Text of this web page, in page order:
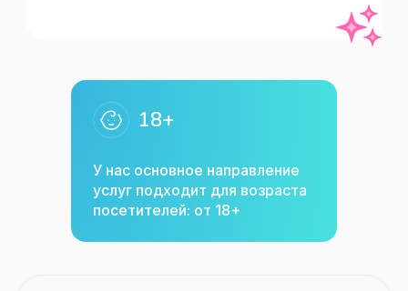
18+
У нас основное направление
услуг подходит для возраста
посетителей: от 18+